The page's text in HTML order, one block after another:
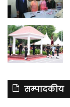
सम्पादकीय